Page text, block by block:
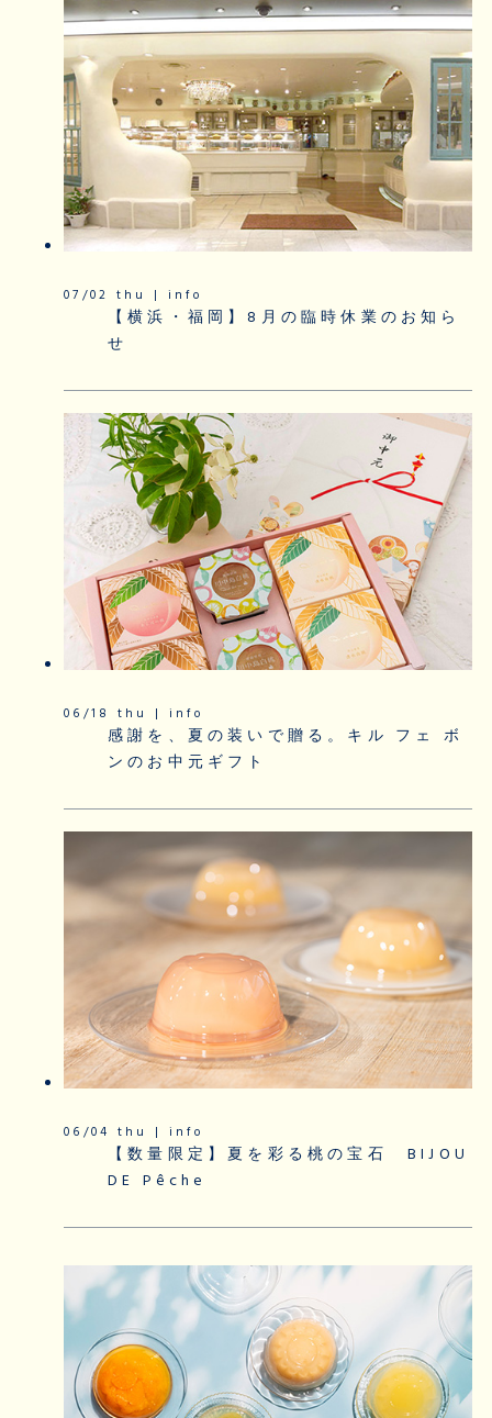
07/02 thu | info
【横浜・福岡】8月の臨時休業のお知ら
せ
06/18 thu | info
感謝を、夏の装いで贈る。キル フェ ボ
ンのお中元ギフト
06/04 thu | info
【数量限定】夏を彩る桃の宝石 BIJOU
DE Pêche